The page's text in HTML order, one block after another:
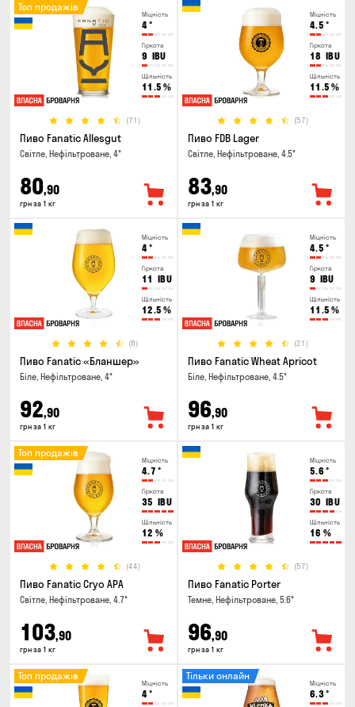
Міцність
4°
Гіркота
9 IBU
Щільність
11.5 %
(71)
Топ продажів
Пиво Fanatic Allesgut
Світле, Нефільтроване, 4°
80,90
грн за 1 кг
Міцність
4.5 °
Гіркота
18 IBU
Щільність
11.5 %
(57)
Пиво FDB Lager
Світле, Нефільтроване, 4.5°
83,90
грн за 1 кг
Міцність
4°
Гіркота
11 IBU
Щільність
12.5 %
(8)
Пиво Fanatic «Бланшер»
Біле, Нефільтроване, 4°
92,90
грн за 1 кг
Міцність
4.5 °
Гіркота
9 IBU
Щільність
11.5 %
(21)
Пиво Fanatic Wheat Apricot
Біле, Нефільтроване, 4.5°
96,90
грн за 1 кг
Міцність
4.7 °
Гіркота
35 IBU
Щільність
12 %
(44)
Топ продажів
Пиво Fanatic Cryo APA
Світле, Нефільтроване, 4.7°
103,90
грн за 1 кг
Міцність
5.6 °
Гіркота
30 IBU
Щільність
16 %
(57)
Пиво Fanatic Porter
Темне, Нефільтроване, 5.6°
96,90
грн за 1 кг
Міцність
4°
Топ продажів
Міцність
6.3°
Тільки онлайн